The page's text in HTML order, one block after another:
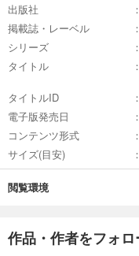
出版社
掲載誌・レーベル
シリーズ
タイトル
タイトルID
電子版発売日
コンテンツ形式
サイズ(目安)
閲覧環境
作品・作者をフォロ